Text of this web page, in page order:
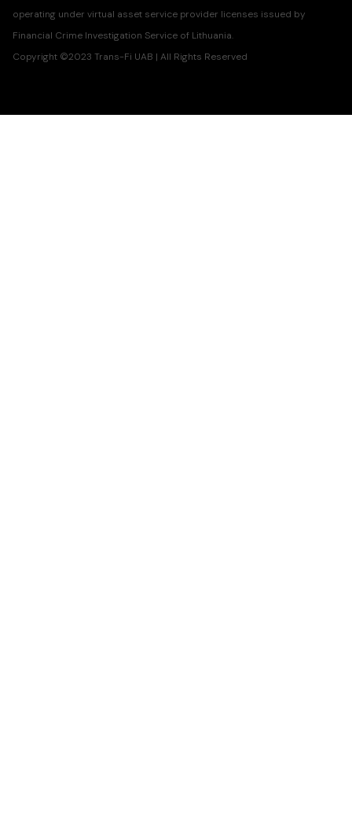
operating under virtual asset service provider licenses issued by
Financial Crime Investigation Service of Lithuania.
Copyright ©2023 Trans-Fi UAB | All Rights Reserved